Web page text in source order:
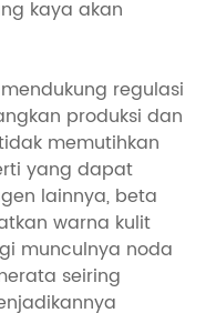
kaya akan
regulasi
produksi dan
memutihkan
yang dapat
lainnya, beta
warna kulit
munculnya noda
seiring